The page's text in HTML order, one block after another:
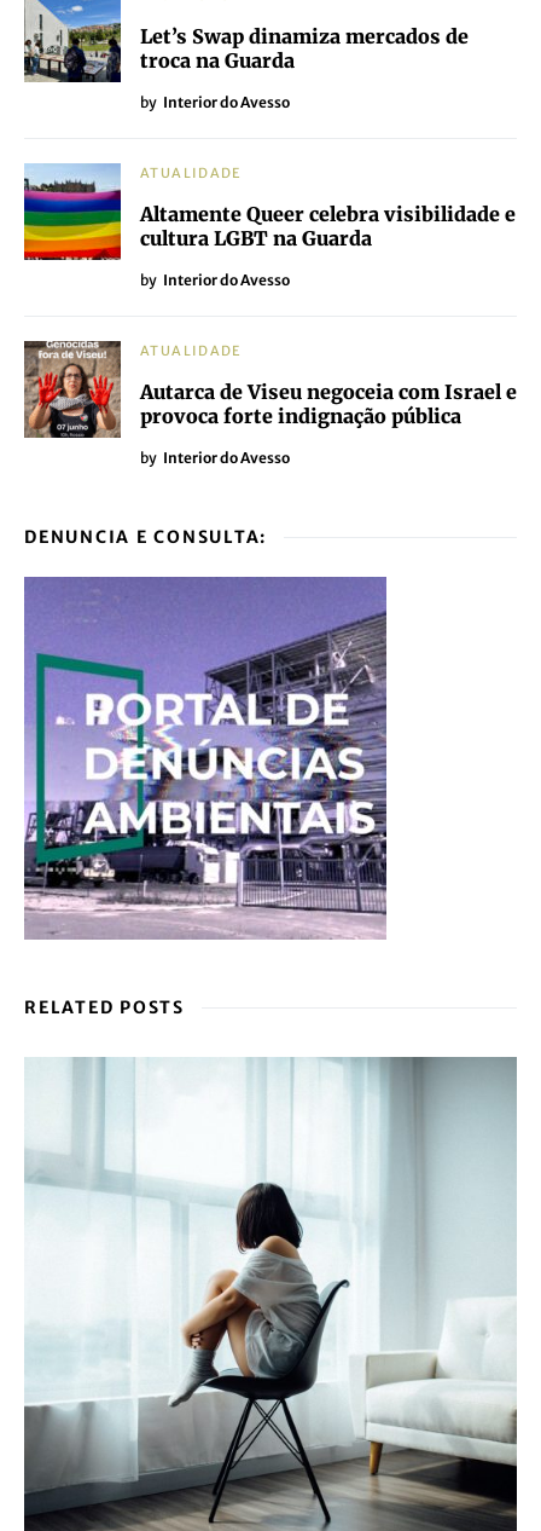
Let’s Swap dinamiza mercados de
troca na Guarda
by Interior do Avesso
ATUALIDADE
Altamente Queer celebra visibilidade e
cultura LGBT na Guarda
by Interior do Avesso
ATUALIDADE
Autarca de Viseu negoceia com Israel e
provoca forte indignação pública
by Interior do Avesso
DENUNCIA E CONSULTA:
RELATED POSTS